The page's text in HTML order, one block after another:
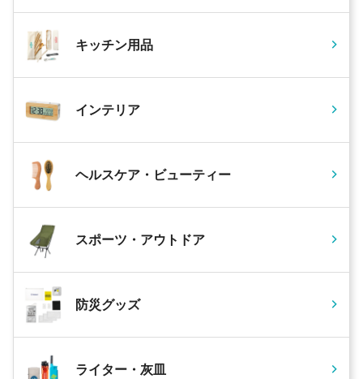
キッチン用品
インテリア
ヘルスケア・ビューティー
スポーツ・アウトドア
防災グッズ
ライター・灰皿